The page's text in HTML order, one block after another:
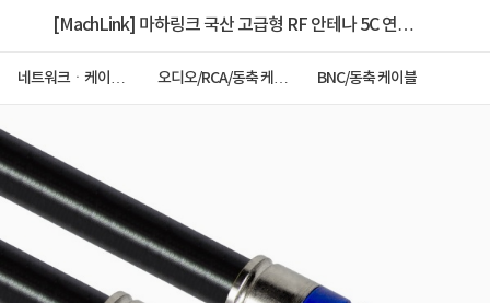
[MachLink] 마하링크 국산 고급형 RF 안테나 5C 연장
네트워크ㆍ케이블
오디오/RCA/동축 케이
BNC/동축 케이블